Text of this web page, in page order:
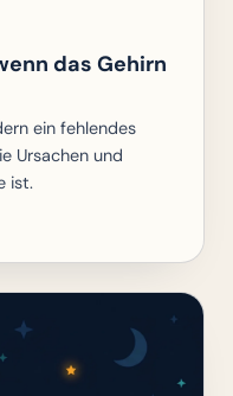
das Gehirn
ein fehlendes
Ursachen und
ist.